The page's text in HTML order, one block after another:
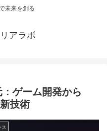
未来を創る
アラボ
ゲーム開発から
技術
ス